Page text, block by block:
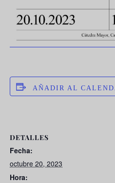
AÑADIR AL
DETALLES
Fecha:
octubre 20, 2023
Hora: